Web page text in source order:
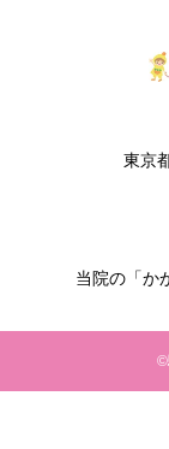
東京
当院の「か
©